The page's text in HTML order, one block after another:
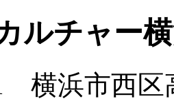
ルチャー
横浜市西区